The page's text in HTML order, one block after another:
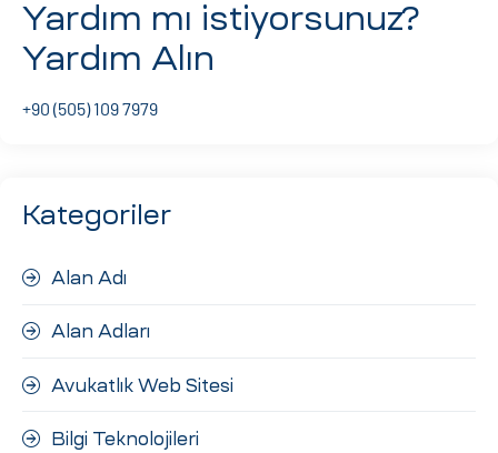
Yardım mı istiyorsunuz?
Yardım Alın
+90 (505) 109 7979
Kategoriler
Alan Adı
Alan Adları
Avukatlık Web Sitesi
Bilgi Teknolojileri